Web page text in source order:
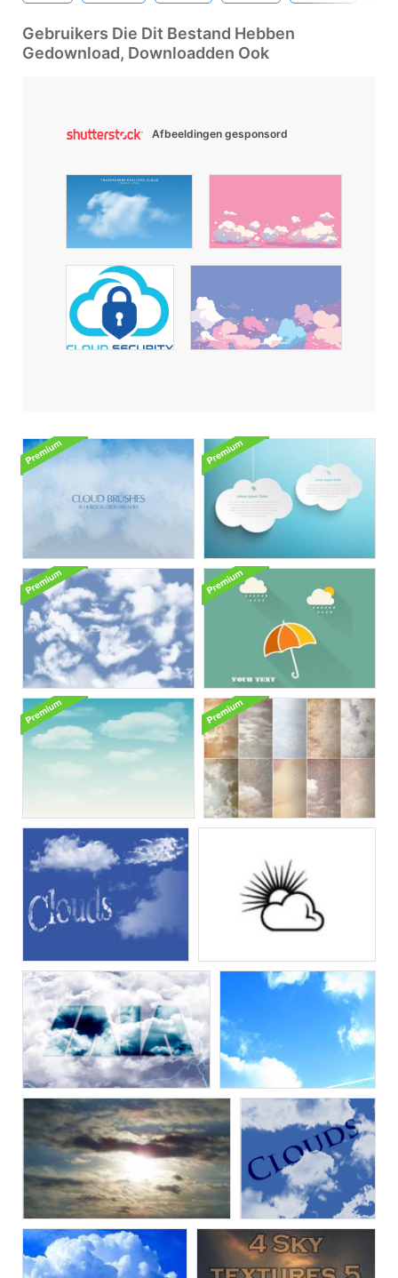
Gebruikers Die Dit Bestand Hebben
Gedownload, Downloadden Ook
Afbeeldingen gesponsord